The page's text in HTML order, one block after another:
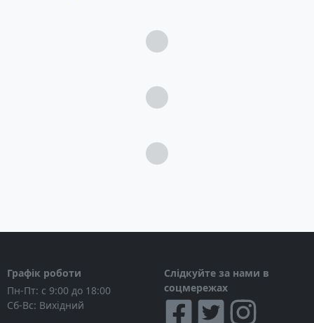
Графік роботи
Пн-Пт: с 9:00 до 18:00
Сб-Вс: Вихідний
Слідкуйте за нами в
соцмережах